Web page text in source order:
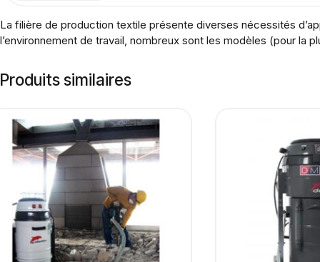
La filière de production textile présente diverses nécessités
l’environnement de travail, nombreux sont les modèles (pour
Produits similaires